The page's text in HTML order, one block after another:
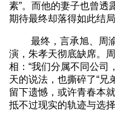
素”。而他的妻子也曾透
期待最终却落得如此结局
最终，言承旭、周渝
演，朱孝天彻底缺席。
相：“我们分属不同公司
天的说法，也撕碎了“兄
留下遗憾，或许青春本
抵不过现实的轨迹与选择